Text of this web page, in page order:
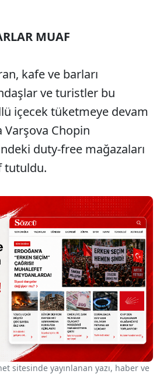
MUAF
kafe ve barları
ve turistler bu
içecek tüketmeye devam
Varşova Chopin
duty-free mağazaları
tutuldu.
sitesinde yayınlanan yazı, haber ve